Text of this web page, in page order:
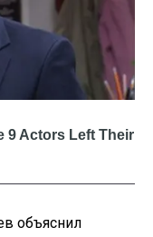
объяснил